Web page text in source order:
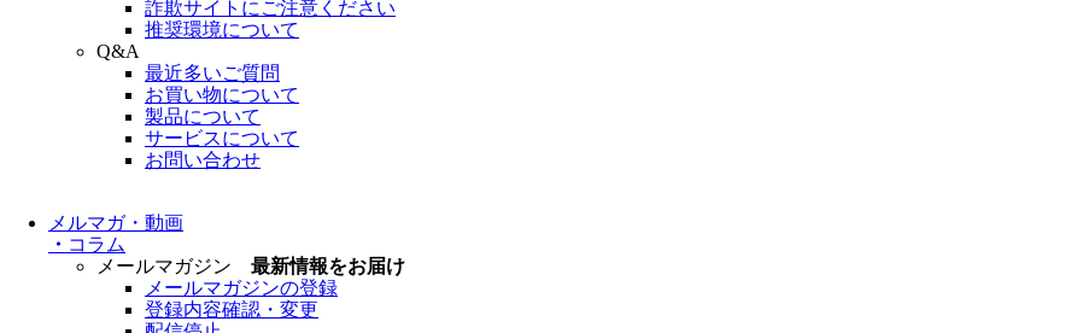
詐欺サイトにご注意ください
推奨環境について
Q&A
最近多いご質問
お買い物について
製品について
サービスについて
お問い合わせ
メルマガ・動画
・ コラム
メールマガジン 最新情報をお届け
メールマガジンの登録
登録内容確認・変更